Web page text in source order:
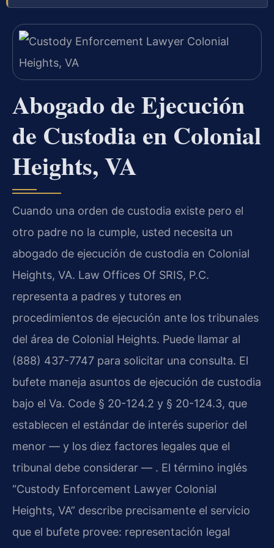
Abogado de Ejecución
de Custodia en Colonial
Heights, VA
Cuando una orden de custodia existe pero el
otro padre no la cumple, usted necesita un
abogado de ejecución de custodia en Colonial
Heights, VA. Law Offices Of SRIS, P.C.
representa a padres y tutores en
procedimientos de ejecución ante los tribunales
del área de Colonial Heights. Puede llamar al
(888) 437-7747 para solicitar una consulta. El
bufete maneja asuntos de ejecución de custodia
bajo el Va. Code § 20-124.2 y § 20-124.3, que
establecen el estándar de interés superior del
menor — y los diez factores legales que el
tribunal debe considerar — . El término inglés
“Custody Enforcement Lawyer Colonial
Heights, VA” describe precisamente el servicio
que el bufete provee: representación legal